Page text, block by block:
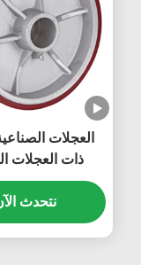
العجلات
ذات العجلات
المسطحة من
سعة تحميل مصل
270 كجم إلى 1600 كجم
نتحدث